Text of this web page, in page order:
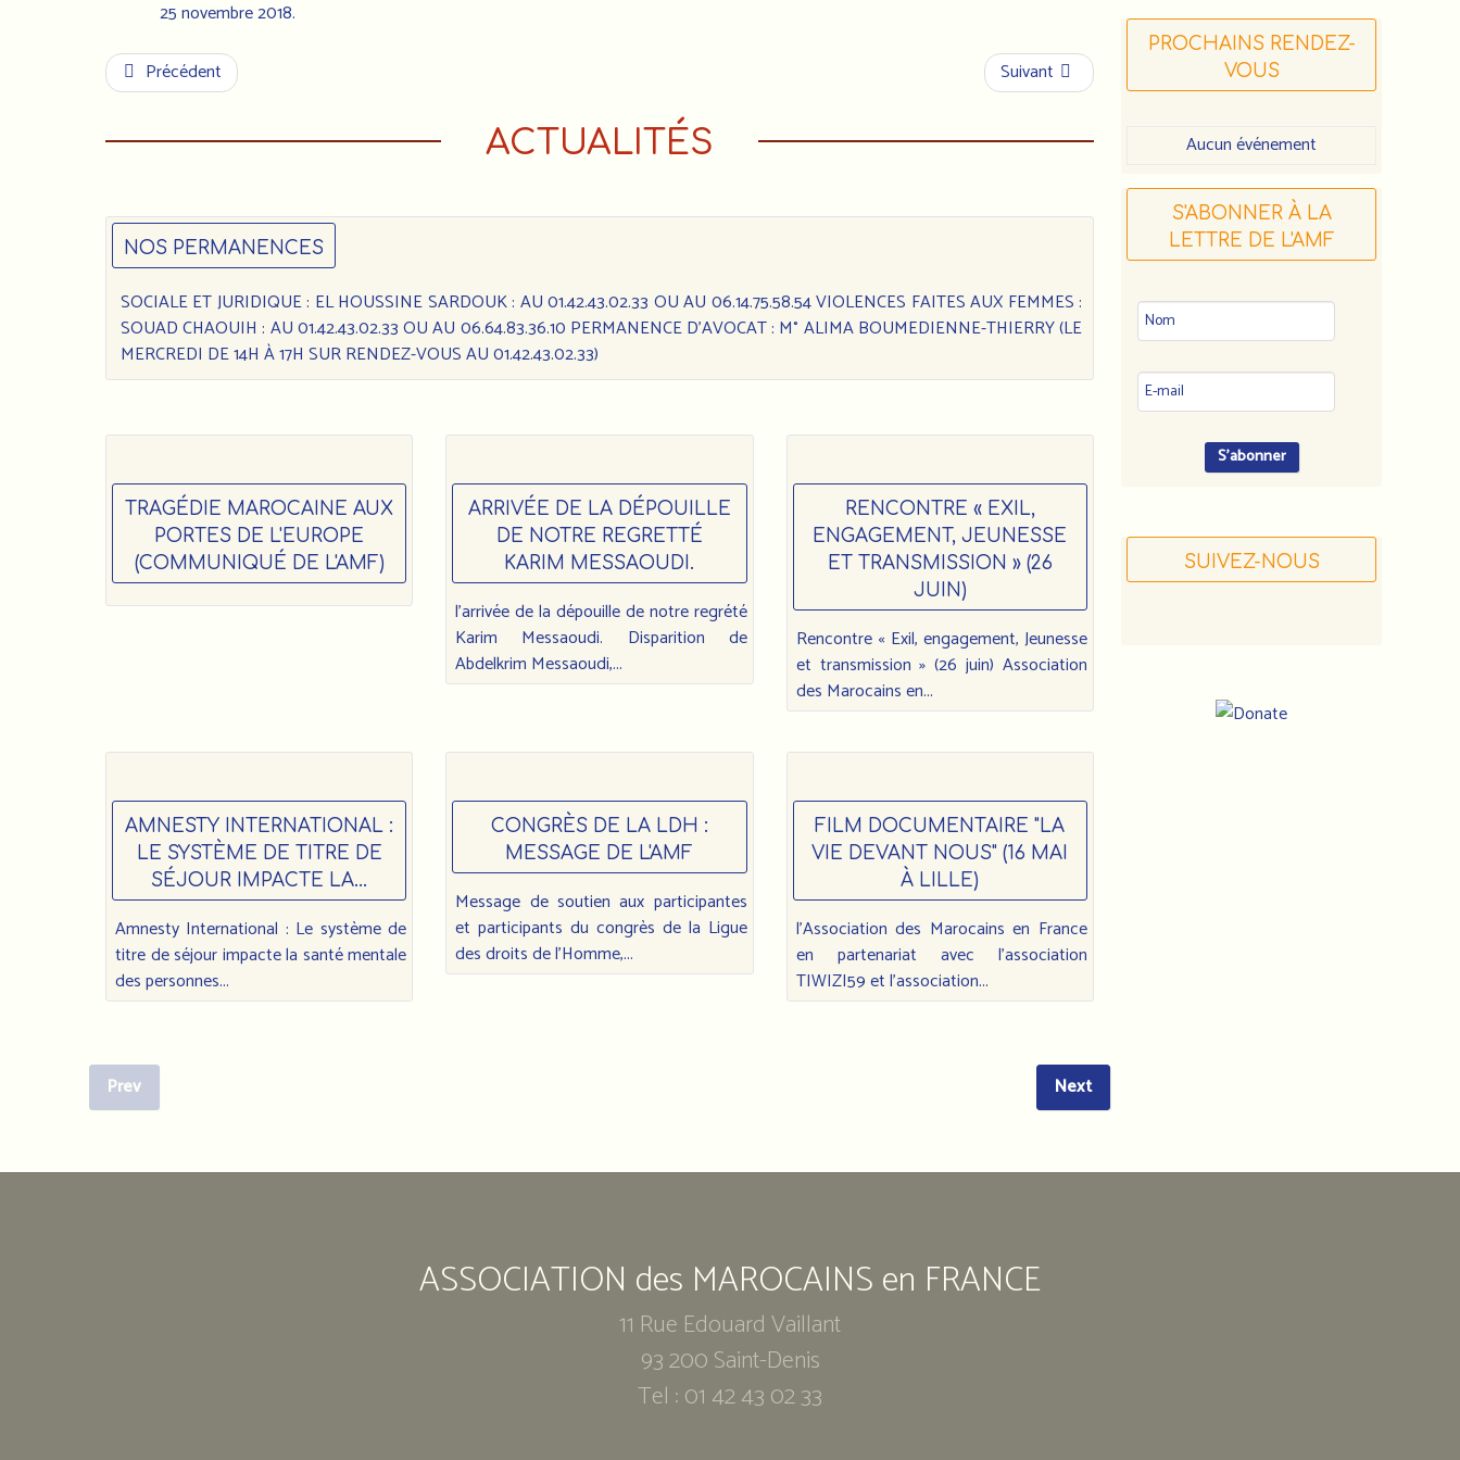
25 novembre 2018.
Précédent
Suivant
ACTUALITÉS
NOS PERMANENCES
SOCIALE ET JURIDIQUE : EL HOUSSINE SARDOUK : AU 01.42.43.02.33 OU AU 06.14.75.58.54 VIOLENCES FAITES AUX FEMMES :
SOUAD CHAOUIH : AU 01.42.43.02.33 OU AU 06.64.83.36.10 PERMANENCE D’AVOCAT : M° ALIMA BOUMEDIENNE-THIERRY (LE
MERCREDI DE 14H À 17H SUR RENDEZ-VOUS AU 01.42.43.02.33)
TRAGÉDIE MAROCAINE AUX
PORTES DE L'EUROPE
(COMMUNIQUÉ DE L'AMF)
ARRIVÉE DE LA DÉPOUILLE
DE NOTRE REGRETTÉ
KARIM MESSAOUDI.
l’arrivée de la dépouille de notre regrété
Karim Messaoudi. Disparition de
Abdelkrim Messaoudi,...
RENCONTRE « EXIL,
ENGAGEMENT, JEUNESSE
ET TRANSMISSION » (26
JUIN)
Rencontre « Exil, engagement, Jeunesse
et transmission » (26 juin) Association
des Marocains en...
AMNESTY INTERNATIONAL :
LE SYSTÈME DE TITRE DE
SÉJOUR IMPACTE LA...
Amnesty International : Le système de
titre de séjour impacte la santé mentale
des personnes...
CONGRÈS DE LA LDH :
MESSAGE DE L'AMF
Message de soutien aux participantes
et participants du congrès de la Ligue
des droits de l’Homme,...
FILM DOCUMENTAIRE "LA
VIE DEVANT NOUS" (16 MAI
À LILLE)
l'Association des Marocains en France
en partenariat avec l'association
TIWIZI59 et l'association...
Prev Next
PROCHAINS RENDEZ-
VOUS
Aucun événement
S'ABONNER À LA
LETTRE DE L'AMF
SUIVEZ-NOUS
Édouard
ASSOCIATION des MAROCAINS en FRANCE
11 Rue Edouard Vaillant
93 200 Saint-Denis
Tel : 01 42 43 02 33